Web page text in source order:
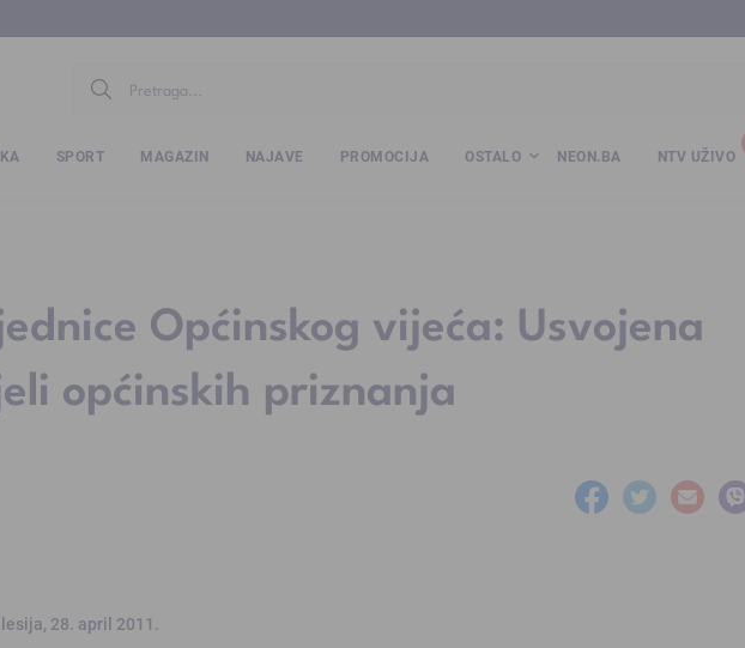
SPORT MAGAZIN NAJAVE PROMOCIJA OSTALO NEON.BA NTV UŽIVO
Općinskog vijeća: Usvojena
općinskih priznanja